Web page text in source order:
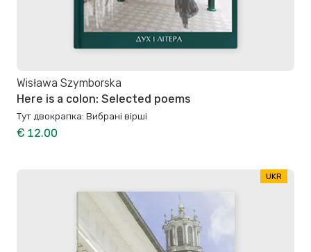
Wisława Szymborska
Here is a colon: Selected poems
Тут двокрапка: Вибрані вірші
€ 12.00
UKR